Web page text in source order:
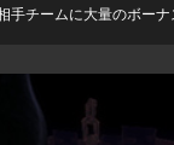
チームに大量のボー